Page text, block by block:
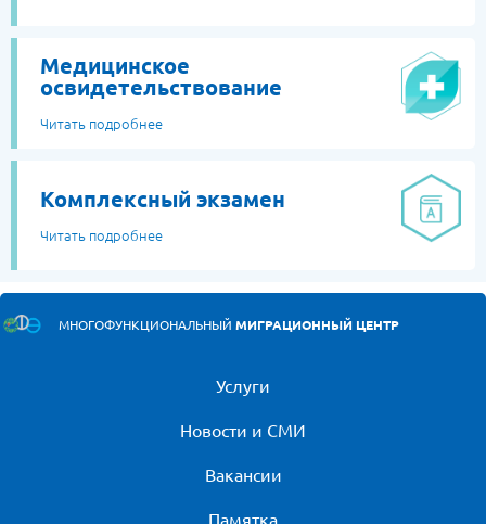
МНОГОФУНКЦИОНАЛЬНЫЙ МИГРАЦИОННЫЙ ЦЕНТР
Услуги
Новости и СМИ
Вакансии
Памятка
Медицинское
освидетельствование
Читать подробнее
Комплексный экзамен
Читать подробнее